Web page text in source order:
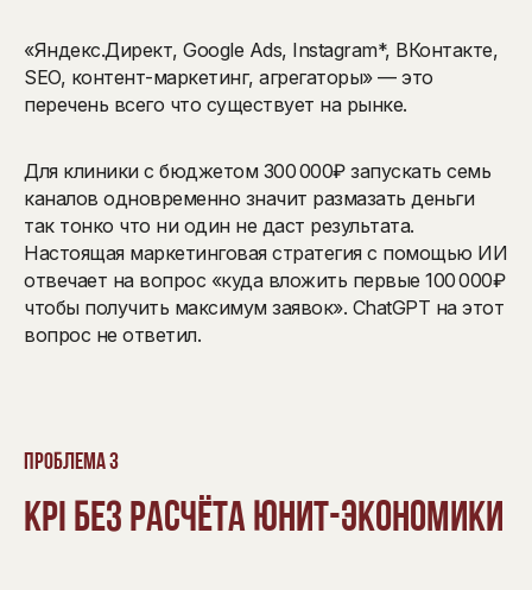
«Яндекс.Директ, Google Ads, Instagram*, ВКонтакте,
SEO, контент-маркетинг, агрегаторы» — это
перечень всего что существует на рынке.
Для клиники с бюджетом 300 000₽ запускать семь
каналов одновременно значит размазать деньги
так тонко что ни один не даст результата.
Настоящая маркетинговая стратегия с помощью ИИ
отвечает на вопрос «куда вложить первые 100 000₽
чтобы получить максимум заявок». ChatGPT на этот
вопрос не ответил.
Проблема 3
KPI без расчёта юнит-экономики